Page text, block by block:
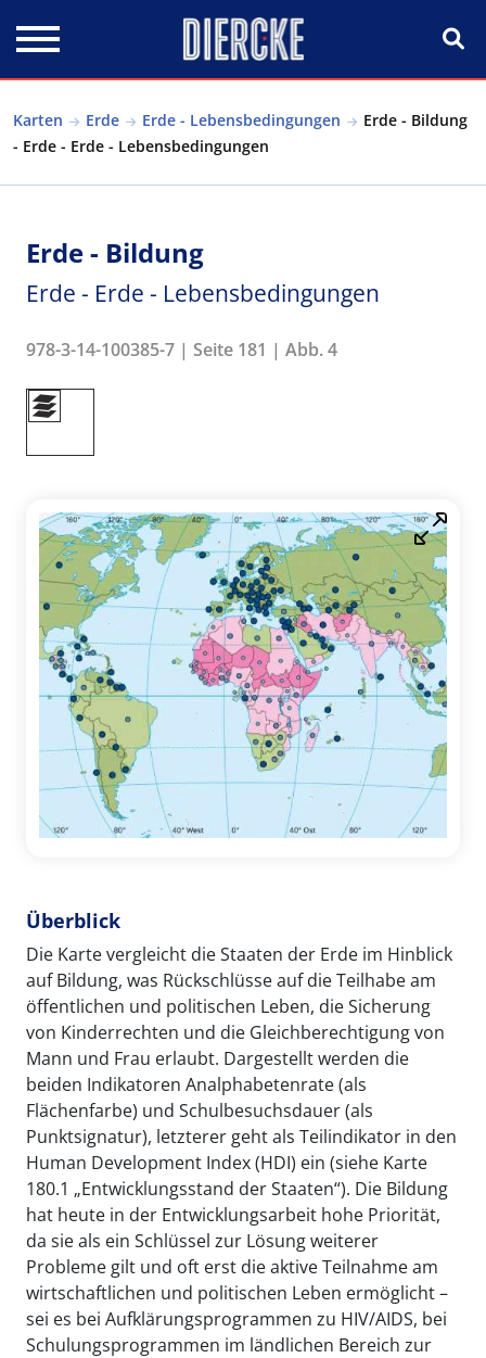
Karten Erde Erde - Lebensbedingungen
Erde - Bildung
- Erde - Erde - Lebensbedingungen
Erde - Bildung
Erde - Erde - Lebensbedingungen
978-3-14-100385-7 | Seite 181 | Abb. 4
Überblick
Die Karte vergleicht die Staaten der Erde im Hinblick
auf Bildung, was Rückschlüsse auf die Teilhabe am
öffentlichen und politischen Leben, die Sicherung
von Kinderrechten und die Gleichberechtigung von
Mann und Frau erlaubt. Dargestellt werden die
beiden Indikatoren Analphabetenrate (als
Flächenfarbe) und Schulbesuchsdauer (als
Punktsignatur), letzterer geht als Teilindikator in den
Human Development Index (HDI) ein (siehe Karte
180.1 „Entwicklungsstand der Staaten“). Die Bildung
hat heute in der Entwicklungsarbeit hohe Priorität,
da sie als ein Schlüssel zur Lösung weiterer
Probleme gilt und oft erst die aktive Teilnahme am
wirtschaftlichen und politischen Leben ermöglicht –
sei es bei Aufklärungsprogrammen zu HIV/AIDS, bei
Schulungsprogrammen im ländlichen Bereich zur